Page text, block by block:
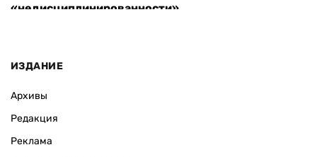
«недисциплинированности»
ИЗДАНИЕ
Архивы
Редакция
Реклама